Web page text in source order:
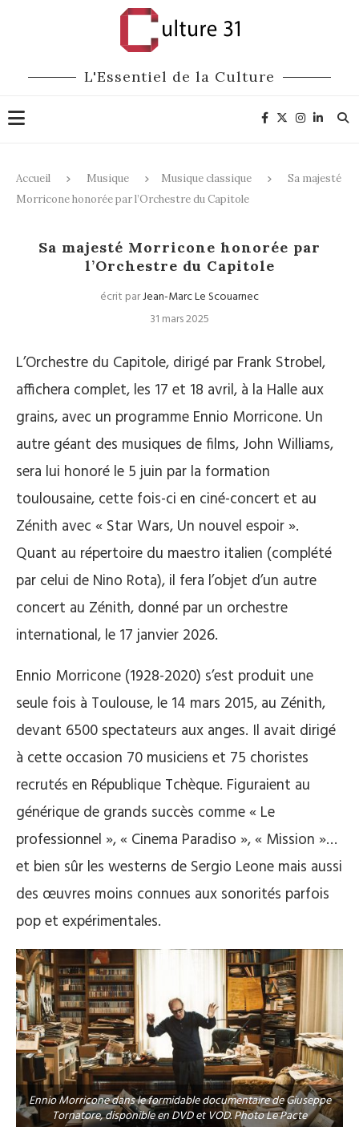
L'Essentiel de la Culture
Accueil Musique Musique classique
Sa majesté
Morricone honorée par l’Orchestre du Capitole
Sa majesté Morricone honorée par
l’Orchestre du Capitole
écrit parJean-Marc Le Scouarnec
31 mars 2025
L’Orchestre du Capitole, dirigé par Frank Strobel,
affichera complet, les 17 et 18 avril, à la Halle aux
grains, avec un programme Ennio Morricone. Un
autre géant des musiques de films, John Williams,
sera lui honoré le 5 juin par la formation
toulousaine, cette fois-ci en ciné-concert et au
Zénith avec « Star Wars, Un nouvel espoir ».
Quant au répertoire du maestro italien (complété
par celui de Nino Rota), il fera l’objet d’un autre
concert au Zénith, donné par un orchestre
international, le 17 janvier 2026.
Ennio Morricone (1928-2020) s’est produit une
seule fois à Toulouse, le 14 mars 2015, au Zénith,
devant 6500 spectateurs aux anges. Il avait dirigé
à cette occasion 70 musiciens et 75 choristes
recrutés en République Tchèque. Figuraient au
générique de grands succès comme « Le
professionnel », « Cinema Paradiso », « Mission »…
et bien sûr les westerns de Sergio Leone mais aussi
des œuvres moins connues aux sonorités parfois
pop et expérimentales.
Ennio Morricone dans le formidable documentaire de Giuseppe
Tornatore, disponible en DVD et VOD. Photo Le Pacte